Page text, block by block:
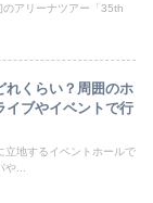
アリーナツアー「35th
れくらい？周囲のホ
イブやイベントで行
立地するイベントホールで
...